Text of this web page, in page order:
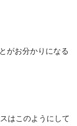
がお分かりになる
はこのようにして